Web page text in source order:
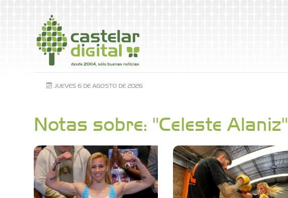
JUEVES 6 DE AGOSTO DE 2026
Notas sobre: "Celeste Alaniz"